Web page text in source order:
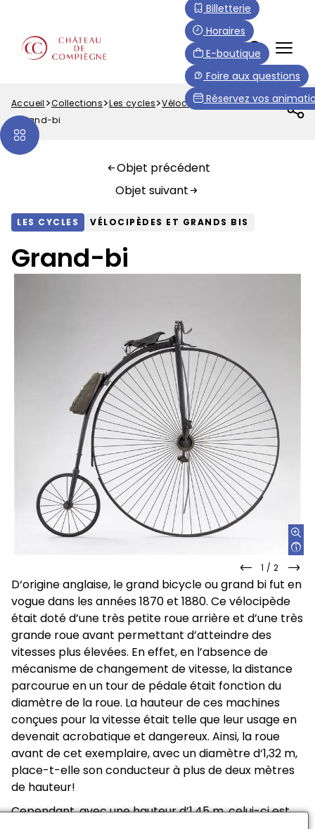
contenu
principal
Menu
Top
FR
Billetterie
Horaires
E-boutique
Foire aux questions
Réservez vos
Fil
d'Ariane
Accueil Collections Les cycles
Vélocipèdes et grands bis
Grand-bi
LES CYCLES VÉLOCIPÈDES ET GRANDS BIS
Grand-bi
Objet précédent
Objet suivant
slide
précédente
1 /2
D‘origine anglaise, le grand bicycle ou grand bi fut en
vogue dans les années 1870 et 1880. Ce vélocipède
était doté d’une très petite roue arrière et d’une très
grande roue avant permettant d’atteindre des
vitesses plus élevées. En effet, en l’absence de
mécanisme de changement de vitesse, la distance
parcourue en un tour de pédale était fonction du
diamètre de la roue. La hauteur de ces machines
conçues pour la vitesse était telle que leur usage en
devenait acrobatique et dangereux. Ainsi, la roue
avant de cet exemplaire, avec un diamètre d‘1,32 m,
place-t-elle son conducteur à plus de deux mètres
de hauteur!
Cependant, avec une hauteur d’1,45 m, celui-ci est